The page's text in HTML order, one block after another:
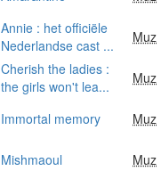
Annie : het officiële
Nederlandse cast ...
Muz
Cherish the ladies :
the girls won't lea...
Muz
Immortal memory Muz
Mishmaoul Muz